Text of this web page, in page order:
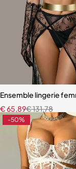
Ensemble lingerie
€131,78
€65,89
-50%